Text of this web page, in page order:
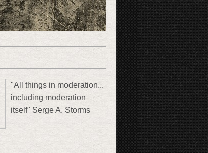
"All things in moderation...
including moderation
itself" Serge A. Storms